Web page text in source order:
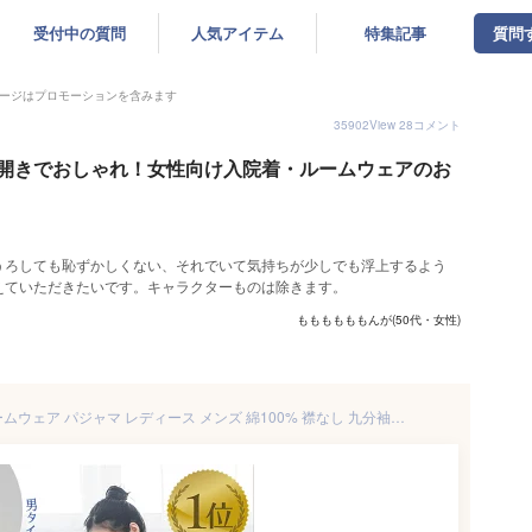
受付中の質問 人気アイテム 特集記事 質問
ジはプロモーションを含みます
35902View 28コメント
きでおしゃれ！女性向け入院着・ルームウェアのお
しても恥ずかしくない、それでいて気持ちが少しでも浮上するよう
いただきたいです。キャラクターものは除きます。
ももももももんが(50代・女性)